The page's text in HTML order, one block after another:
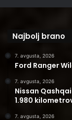
Najbolj brano
7. avgusta, 2026
Ford Ranger
7. avgusta, 2026
Nissan
1.980
7. avgusta, 2026